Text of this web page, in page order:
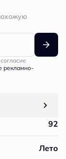
рекламно-
92
Лето